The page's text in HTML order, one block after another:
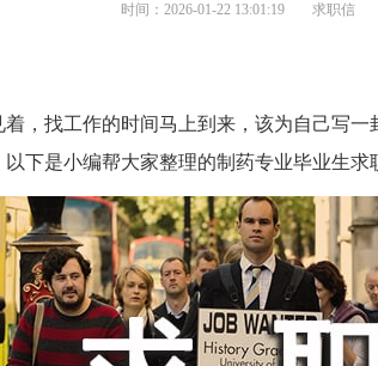
时间：2026-01-22 13:01:19 求职信
找工作的时间马上到来，该为自己写一
下是小编帮大家整理的制药专业毕业生求